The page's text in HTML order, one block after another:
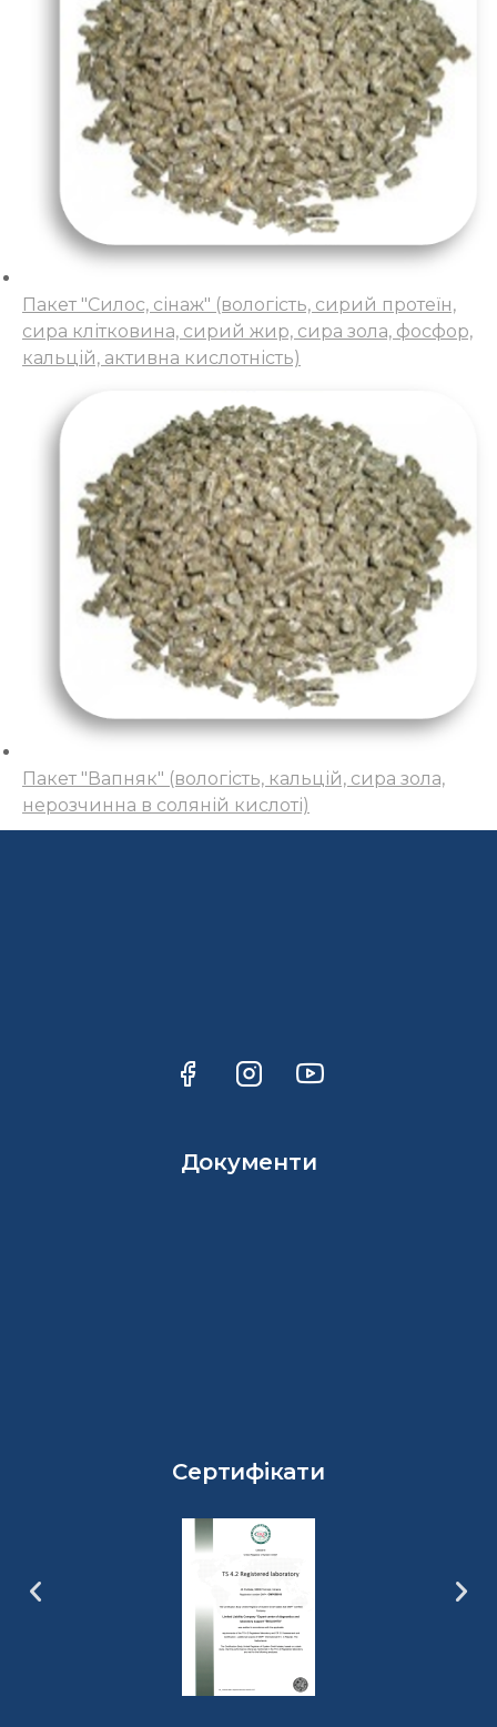
Пакет "Силос, сінаж" (вологість, сирий протеїн,
сира клітковина, сирий жир, сира зола, фосфор,
кальцій, активна кислотність)
Пакет "Вапняк" (вологість, кальцій, сира зола,
нерозчинна в соляній кислоті)
Документи
Сертифікати